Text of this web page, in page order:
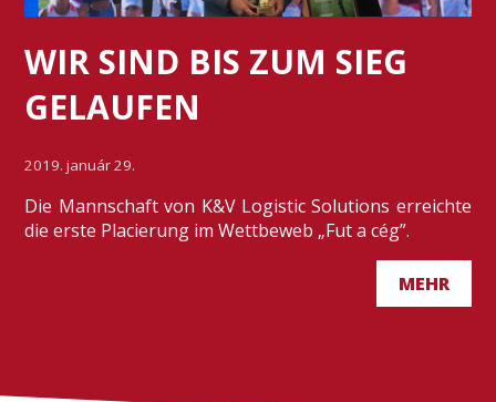
WIR SIND BIS ZUM SIEG
GELAUFEN
2019. január 29.
Die Mannschaft von K&V Logistic Solutions erreichte
die erste Placierung im Wettbeweb „Fut a cég”.
MEHR